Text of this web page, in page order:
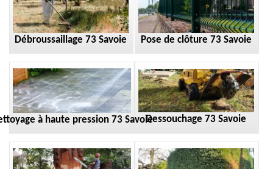
Débroussaillage 73 Savoie Pose de clôture 73 Savoie
à haute pression 73 SavoieDessouchage 73 Savoie